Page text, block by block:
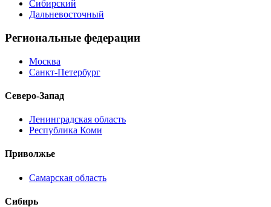
Сибирский
Дальневосточный
Региональные федерации
Москва
Санкт-Петербург
Северо-Запад
Ленинградская область
Республика Коми
Приволжье
Самарская область
Сибирь